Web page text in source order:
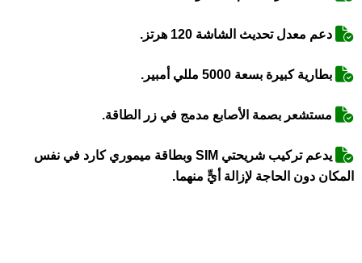
دعم معدل تحديث الشاشة 120 هرتز.
بطارية كبيرة بسعة 5000 مللي أمبير.
مستشعر بصمة الأصابع مدمج في زر الطاقة.
يدعم تركيب شريحتي SIM وبطاقة ميموري كارد في نفس
المكان دون الحاجة لإزالة أيٍّ منهما.